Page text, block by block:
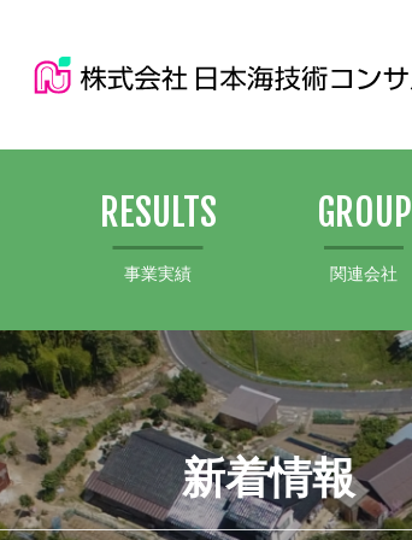
RESULTS
事業実績
GROUP
関連会社
新着情報